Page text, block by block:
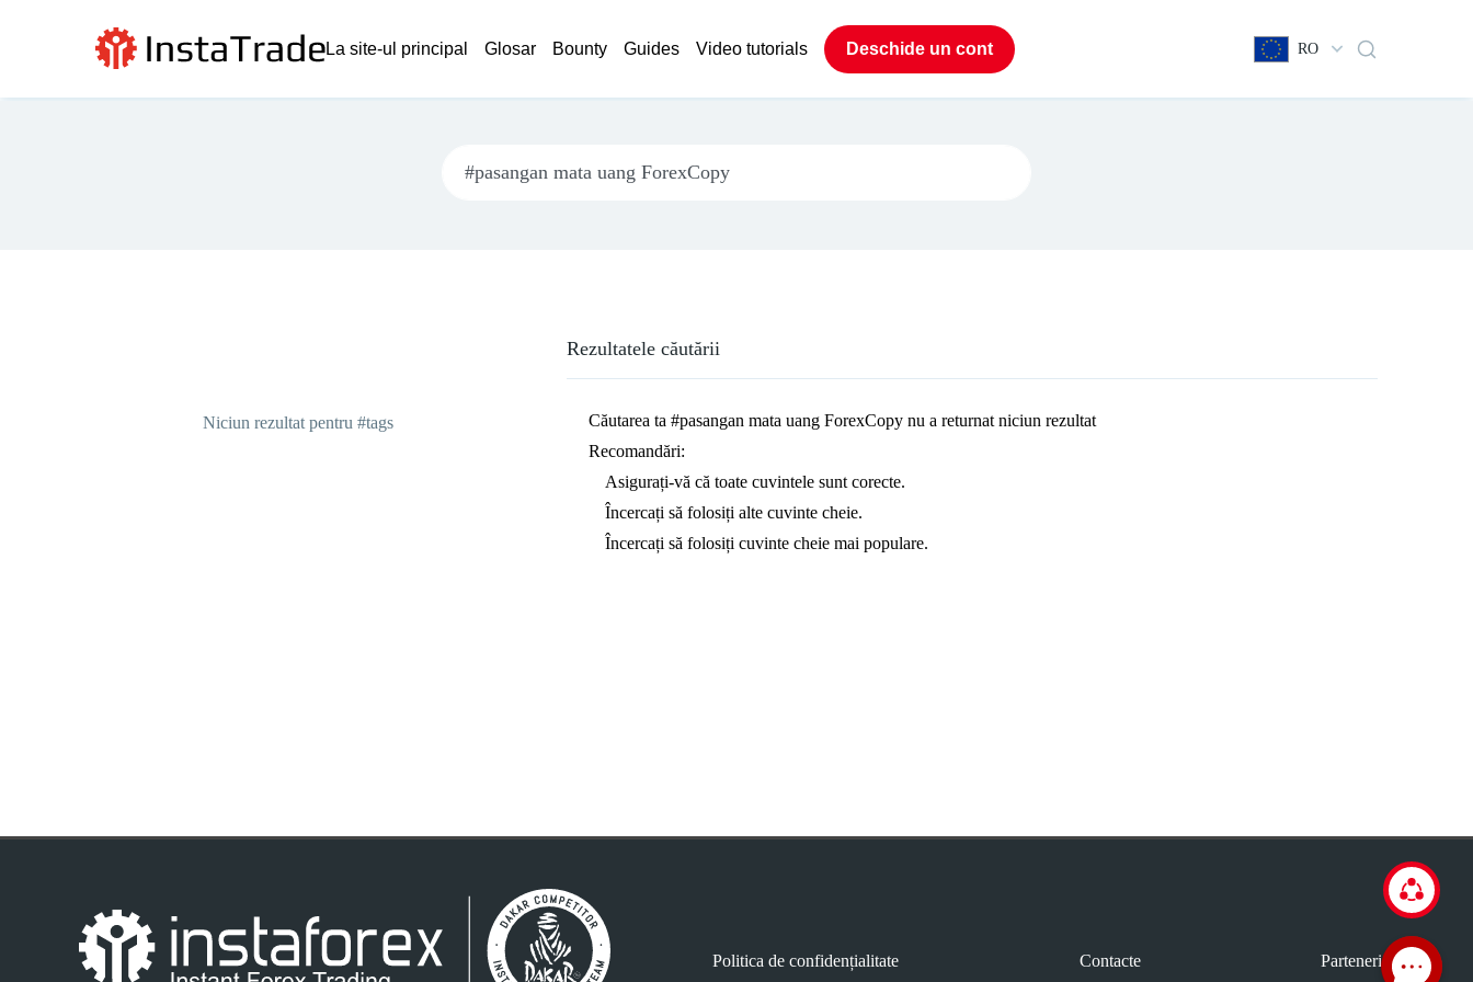
La site-ul principal Glosar Bounty Guides Video tutorials Deschide un cont RO
Niciun rezultat pentru #tags
Rezultatele căutării
Căutarea ta #pasangan mata uang ForexCopy nu a returnat niciun rezultat
Recomandări:
Asigurați-vă că toate cuvintele sunt corecte.
Încercați să folosiți alte cuvinte cheie.
Încercați să folosiți cuvinte cheie mai populare.
Politica de confidențialitate Contacte Parteneriat